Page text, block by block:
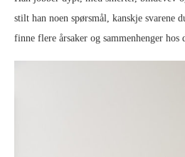
stilt han noen spørsmål, kanskje svarene
finne flere årsaker og sammenhenger hos